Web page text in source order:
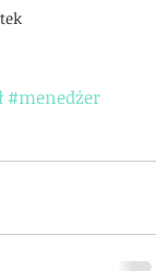
#menedżer